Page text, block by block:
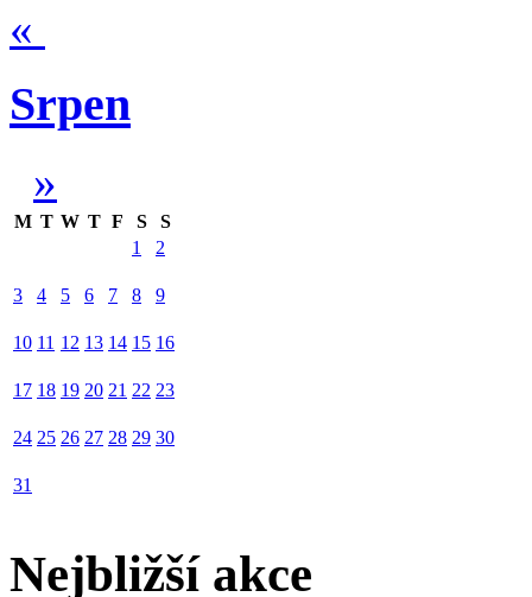
«
Srpen
»
M T W T F S
S
1
2
3 4 5 6 7 8 9
10 11 12 13 14 15 16
17 18 19 20 21 22 23
24 25 26 27 28 29 30
31
Nejbližší akce